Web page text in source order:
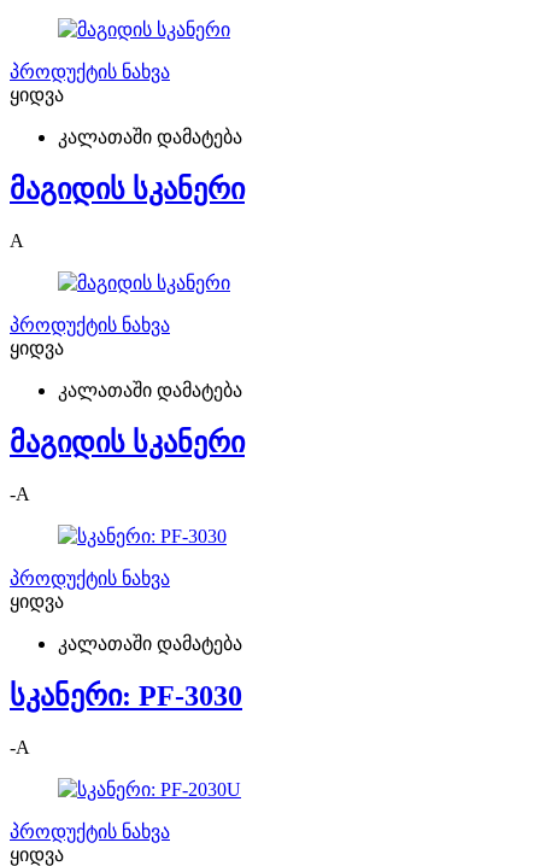
პროდუქტის ნახვა
ყიდვა
კალათაში დამატება
მაგიდის სკანერი
A
პროდუქტის ნახვა
ყიდვა
კალათაში დამატება
მაგიდის სკანერი
-A
პროდუქტის ნახვა
ყიდვა
კალათაში დამატება
სკანერი: PF-3030
-A
პროდუქტის ნახვა
ყიდვა